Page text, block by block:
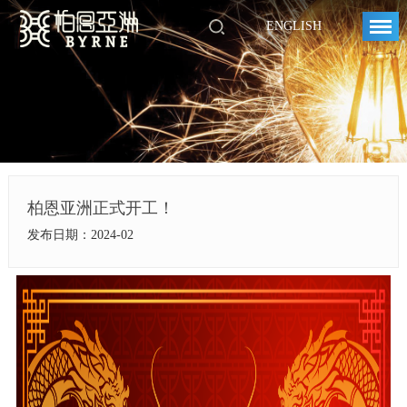
ENGLISH
柏恩亚洲正式开工！
发布日期：2024-02